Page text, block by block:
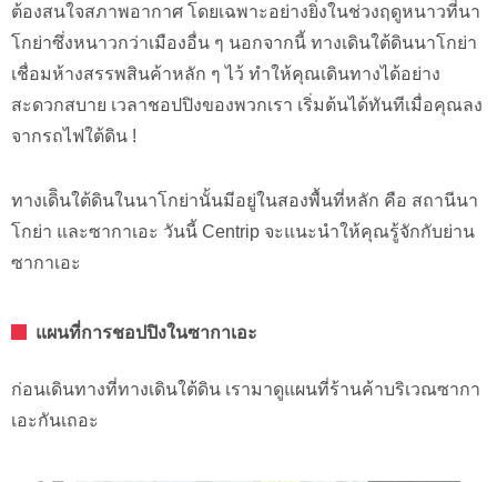
ต้องสนใจสภาพอากาศ โดยเฉพาะอย่างยิ่งในช่วงฤดูหนาวที่นา
โกย่าซึ่งหนาวกว่าเมืองอื่น ๆ นอกจากนี้ ทางเดินใต้ดินนาโกย่า
เชื่อมห้างสรรพสินค้าหลัก ๆ ไว้ ทำให้คุณเดินทางได้อย่าง
สะดวกสบาย เวลาชอปปิงของพวกเรา เริ่มต้นได้ทันทีเมื่อคุณลง
จากรถไฟใต้ดิน !
ทางเดิินใต้ดินในนาโกย่านั้นมีอยู่ในสองพื้นที่หลัก คือ สถานีนา
โกย่า และซากาเอะ วันนี้ Centrip จะแนะนำให้คุณรู้จักกับย่าน
ซากาเอะ
แผนที่การชอปปิงในซากาเอะ
ก่อนเดินทางที่ทางเดินใต้ดิน เรามาดูแผนที่ร้านค้าบริเวณซากา
เอะกันเถอะ